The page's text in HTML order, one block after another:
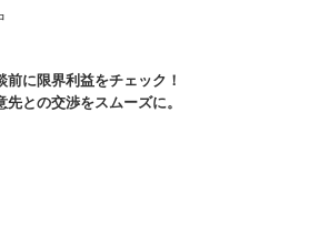
前に限界利益をチェック！
先との交渉をスムーズに。